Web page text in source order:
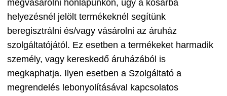
megvásárolni honlapunkon, úgy a kosárba
helyezésnél jelölt termékeknél segítünk
beregisztrálni és/vagy vásárolni az áruház
szolgáltatójától. Ez esetben a termékeket harmadik
személy, vagy kereskedő áruházából is
megkaphatja. Ilyen esetben a Szolgáltató a
megrendelés lebonyolításával kapcsolatos